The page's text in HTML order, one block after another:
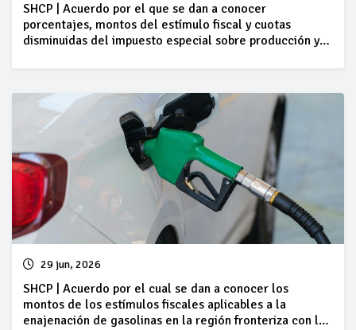
SHCP | Acuerdo por el que se dan a conocer
porcentajes, montos del estímulo fiscal y cuotas
disminuidas del impuesto especial sobre producción y
combustibles indicados, 27 de junio al 03 de julio
29 jun, 2026
SHCP | Acuerdo por el cual se dan a conocer los
montos de los estímulos fiscales aplicables a la
enajenación de gasolinas en la región fronteriza con los